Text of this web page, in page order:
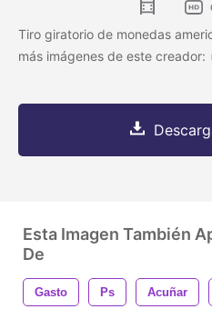
Tiro giratorio de monedas
más imágenes de este creador:
Esta Imagen También
De
Gasto Ps Acuñar